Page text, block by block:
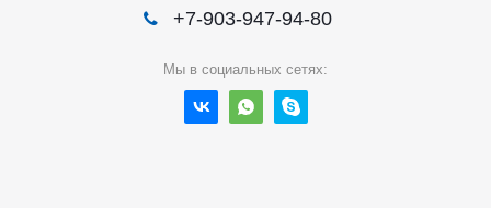
+7-903-947-94-80
Мы в социальных сетях: